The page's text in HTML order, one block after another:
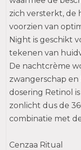
zich versterkt, de
voorzien van
Night is geschikt
tekenen van
De nachtcrème
zwangerschap
dosering Retinol
zonlicht dus de
combinatie met
Cenzaa Ritual